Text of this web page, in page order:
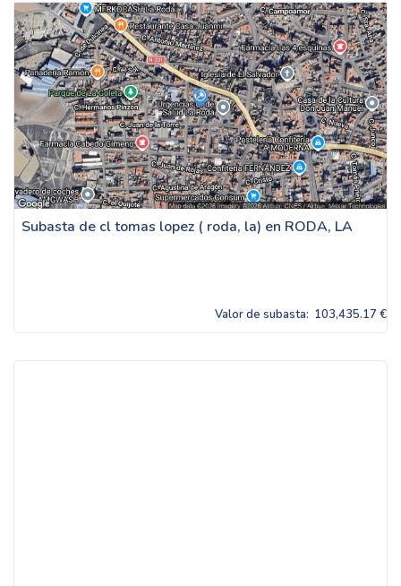
Subasta de cl tomas lopez ( roda, la) en RODA, LA
Valor de subasta: 103,435.17 €